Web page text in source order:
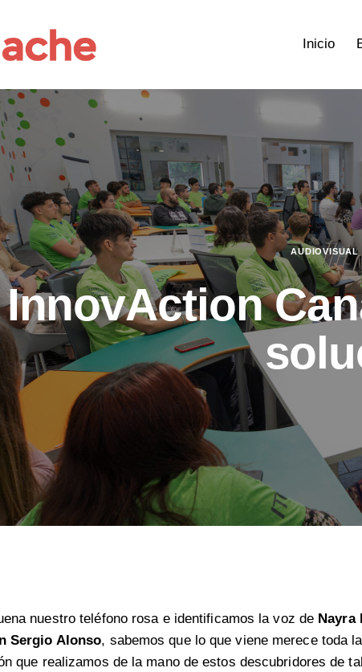
Inicio
AUDIOVISUAL
InnovAction
nuestro teléfono rosa e identificamos la voz de Nayra
Sergio Alonso, sabemos que lo que viene merece toda
que realizamos de la mano de estos descubridores de